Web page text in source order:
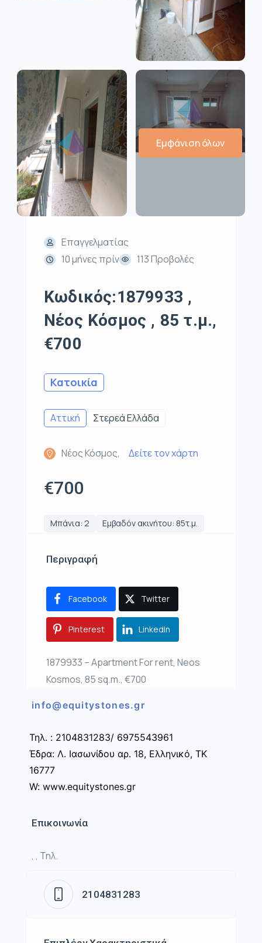
Εμφάνιση όλων
Επαγγελματίας
10 μήνες πρίν
113 Προβολές
Κωδικός:1879933 ,
Νέος Κόσμος , 85 τ.μ.,
€700
Κατοικία
Αττική Στερεά Ελλάδα
Νέος Κόσμος, Δείτε τον χάρτη
€700
Μπάνια: 2 Εμβαδόν ακινήτου: 85τ.μ.
Περιγραφή
Facebook Twitter
Pinterest LinkedIn
1879933 – Apartment For rent, Neos
Kosmos, 85 sq.m., €700
info@equitystones.gr
Τηλ. : 2104831283/ 6975543961
Έδρα: Λ. Ιασωνίδου αρ. 18, Ελληνικό, ΤΚ
16777
W: www.equitystones.gr
Επικοινωνία
, , Τηλ.
2104831283